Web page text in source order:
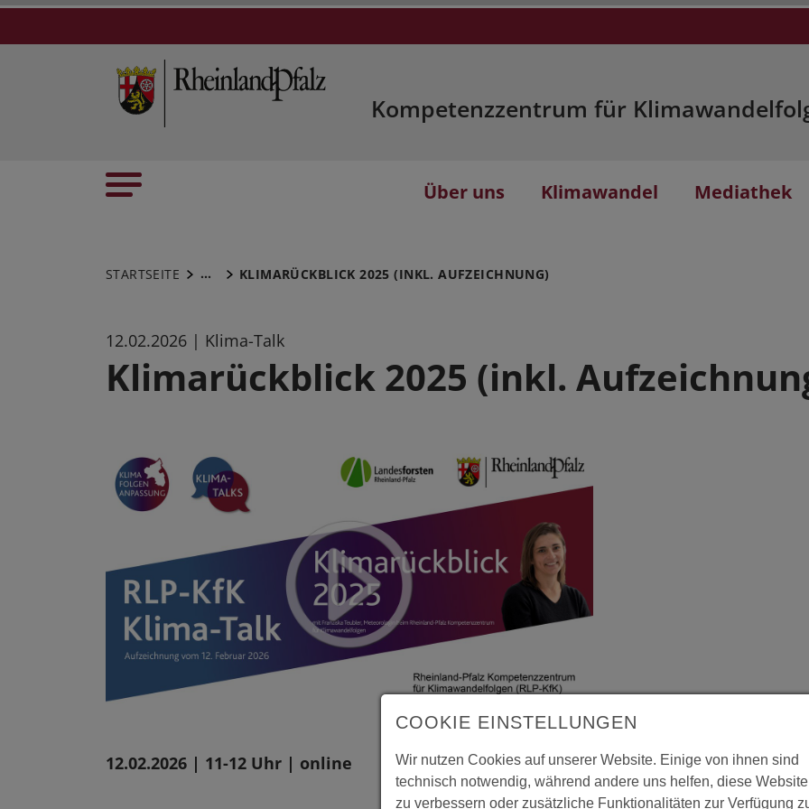
Kompetenzzentrum für
Über uns Klimawandel Mediathek
STARTSEITE ... KLIMARÜCKBLICK 2025 (INKL. AUFZEICHNUNG)
12.02.2026 | Klima-Talk
Klimarückblick 2025 (inkl.
12.02.2026 | 11-12 Uhr | online
COOKIE EINSTELLUNGEN
Wir nutzen Cookies auf unserer Website. Einige von ihnen sind
technisch notwendig, während andere uns helfen, diese Website
zu verbessern oder zusätzliche Funktionalitäten zur Verfügung